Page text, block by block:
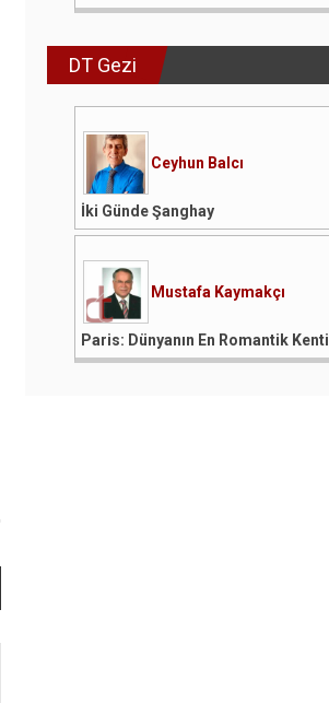
DT Gezi
Ceyhun Balcı
İki Günde Şanghay
Mustafa Kaymakçı
Paris: Dünyanın En Romantik Kenti